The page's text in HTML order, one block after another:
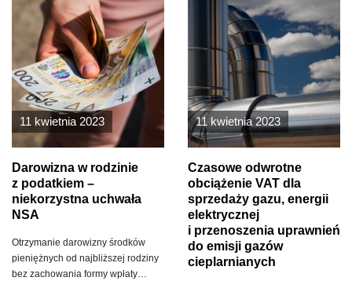
11 kwietnia 2023
Darowizna w rodzinie
z podatkiem –
niekorzystna uchwała
NSA
Otrzymanie darowizny środków
pieniężnych od najbliższej rodziny
bez zachowania formy wpłaty
11 kwietnia 2023
Czasowe odwrotne
obciążenie VAT dla
sprzedaży gazu, energii
elektrycznej
i przenoszenia uprawnień
do emisji gazów
cieplarnianych